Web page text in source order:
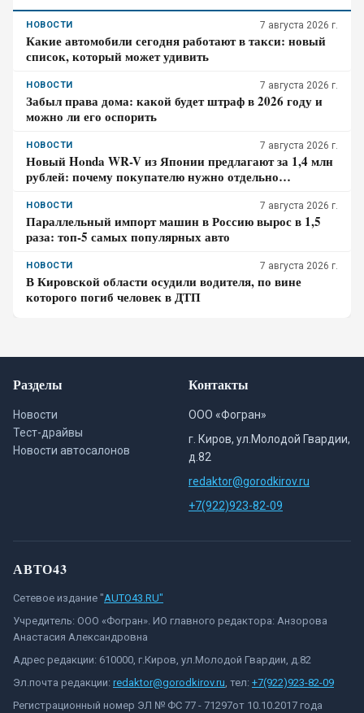
НОВОСТИ 7 августа 2026 г.
Какие автомобили сегодня работают в такси: новый
список, который может удивить
НОВОСТИ 7 августа 2026 г.
Забыл права дома: какой будет штраф в 2026 году и
можно ли его оспорить
НОВОСТИ 7 августа 2026 г.
Новый Honda WR-V из Японии предлагают за 1,4 млн
рублей: почему покупателю нужно отдельно
НОВОСТИ 7 августа 2026 г.
Параллельный импорт машин в Россию вырос в 1,5
раза: топ-5 самых популярных авто
НОВОСТИ 7 августа 2026 г.
В Кировской области осудили водителя, по вине
которого погиб человек в ДТП
Разделы
Новости
Тест-драйвы
Новости автосалонов
Контакты
ООО «Фогран»
г. Киров, ул.Молодой Гвардии,
д.82
redaktor@gorodkirov.ru
+7(922)923-82-09
АВТО43
Сетевое издание "AUTO43.RU"
Учредитель: ООО «Фогран». ИО главного редактора: Анзорова
Анастасия Александровна
Адрес редакции: 610000, г.Киров, ул.Молодой Гвардии, д.82
Эл.почта редакции: redaktor@gorodkirov.ru, тел: +7(922)923-82-09
Регистрационный номер ЭЛ № ФС 77 - 71297от 10.10.2017 года